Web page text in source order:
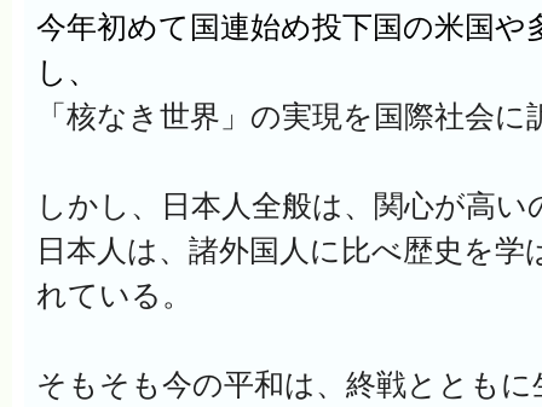
今年初めて国連始め投下国の米国や
し、
「核なき世界」の実現を国際社会に
しかし、日本人全般は、関心が高
日本人は、諸外国人に比べ歴史を
れている。
そもそも今の平和は、終戦ととも